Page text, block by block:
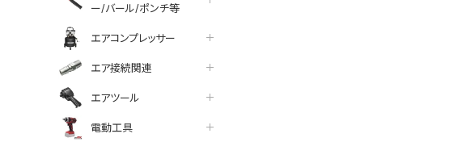
ー/バール/ポンチ等
エアコンプレッサー
エア接続関連
エアツール
電動工具
facebook
line